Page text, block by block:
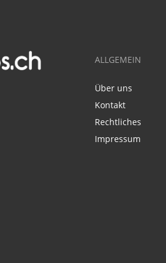
ALLGEMEIN
Über uns
Kontakt
Rechtliches
Impressum